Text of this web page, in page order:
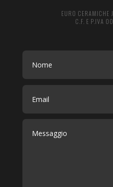
EURO CERAMICHE
C.F. E P.IVA